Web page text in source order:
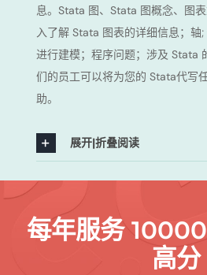
息。Stata 图、Stata 图概念、图
入了解 Stata 图表的详细信息；轴
进行建模；程序问题；涉及 Stata
们的员工可以将为您的 Stata代写
助。
展开|折叠阅读
每年服务
高分